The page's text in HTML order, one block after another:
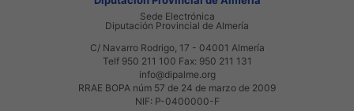
Sede Electrónica
Diputación Provincial de Almería
C/ Navarro Rodrigo, 17 - 04001 Almería
Telf 950 211 100 Fax: 950 211 131
info@dipalme.org
RRAE BOPA núm 57 de 24 de marzo de 2009
NIF: P-0400000-F